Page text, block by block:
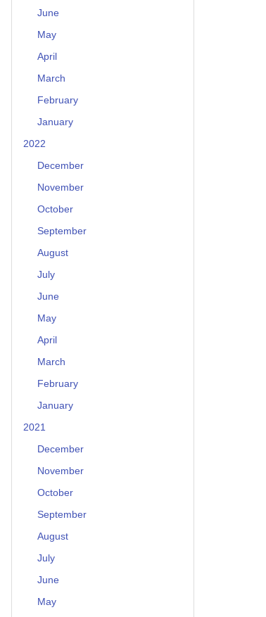
June
May
April
March
February
January
2022
December
November
October
September
August
July
June
May
April
March
February
January
2021
December
November
October
September
August
July
June
May